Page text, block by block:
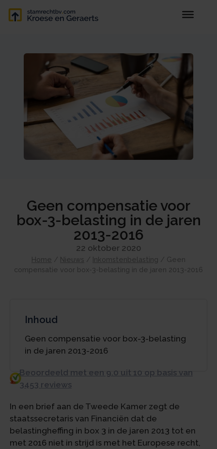
Geen compensatie voor
box-3-belasting in de jaren
2013-2016
22 oktober 2020
Home / Nieuws / Inkomstenbelasting / Geen
compensatie voor box-3-belasting in de jaren 2013-2016
Inhoud
Geen compensatie voor box-3-belasting
in de jaren 2013-2016
Beoordeeld met een 9.0 uit 10 op basis van
3453 reviews
In een brief aan de Tweede Kamer zegt de
staatssecretaris van Financiën dat de
belastingheffing in box 3 in de jaren 2013 tot en
met 2016 niet in strijd is met het Europese recht,